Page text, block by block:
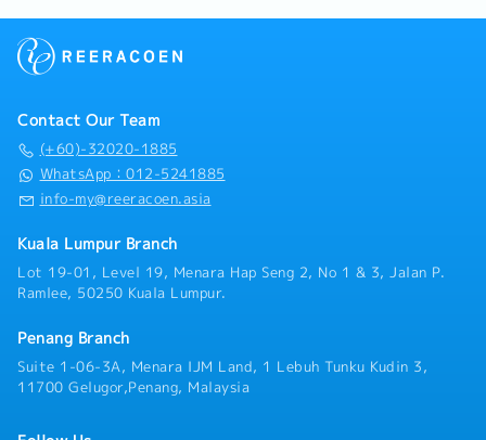
Contact Our Team
(+60)-32020-1885
WhatsApp：012-5241885
info-my@reeracoen.asia
Kuala Lumpur Branch
Lot 19-01, Level 19, Menara Hap Seng 2, No 1 & 3, Jalan P.
Ramlee, 50250 Kuala Lumpur.
Penang Branch
Suite 1-06-3A, Menara IJM Land, 1 Lebuh Tunku Kudin 3,
11700 Gelugor,Penang, Malaysia